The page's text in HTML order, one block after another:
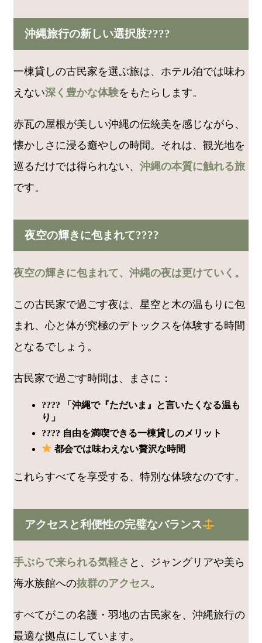
沖縄旅行の新しい選択肢????
一棟貸しの古民家を選ぶ旅は、ホテル泊では味わ
えない深く豊かな体験をもたらします。
赤瓦の屋根が美しい沖縄の伝統美を感じながら、
懐かしさに浸る癒やしの時間。それは、観光地を
巡るだけでは得られない、 沖縄の本質に触れる旅
です。
夜空の輝きに包まれて????
夜空の輝きに包まれて、沖縄の夜は更けていく。
この古民家で過ごす夜は、星空と木の温もりに包
まれ、心と体が究極のデトックスを体験する時間
となるでしょう。
古民家で過ごす時間は、まさに：
???? 「沖縄で『ただいま』と言いたくなる温も
り」
???? 自由を満喫できる一棟貸しのメリット
都会では味わえない贅沢な時間
これらすべてを享受する、特別な体験なのです。
アクセスと利便性の完璧なバランス
手ぶらで来られる気軽さ と、ジャングリアや美ら
海水族館への抜群のアクセス。
すべてがこの名護・羽地の古民家を、沖縄旅行の
最適な拠点にしています。